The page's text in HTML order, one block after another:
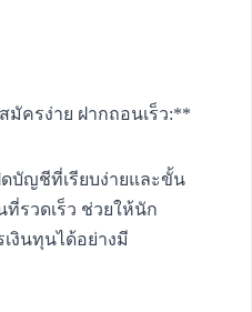
มัครง่าย ฝากถอนเร็ว:**
ดบัญชีที่เรียบง่ายและขั้น
ที่รวดเร็ว ช่วยให้นัก
งินทุนได้อย่างมี